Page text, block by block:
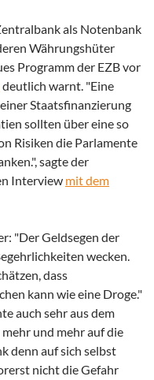
als Notenbank
Währungshüter
Programm der EZB vor
deutlich warnt. "Eine
Staatsfinanzierung
sollten über eine so
Risiken die Parlamente
sagte der
Interview mit dem
"Der Geldsegen der
wecken.
dass
kann wie eine Droge."
auch sehr aus dem
und mehr auf die
denn auf sich selbst
nicht die Gefahr